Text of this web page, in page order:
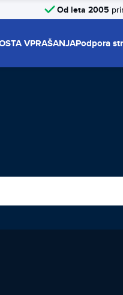
Od leta 2005
VPRAŠANJAPodpora